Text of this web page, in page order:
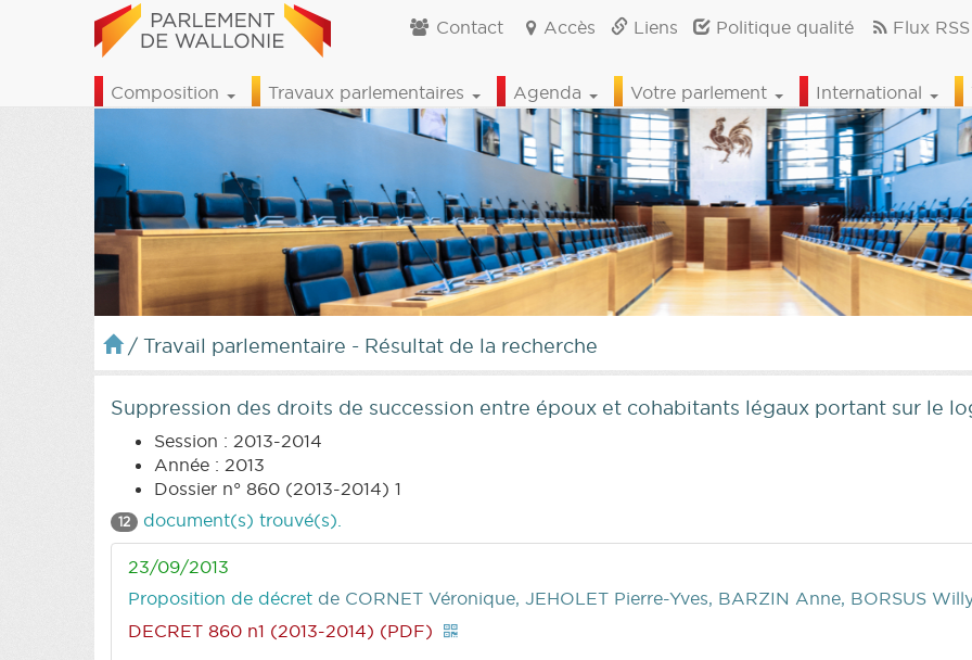
Contact Accès Liens Politique qualité Flux RSS
Composition Travaux parlementaires Agenda Votre parlement International
/ Travail parlementaire - Résultat de la recherche
Suppression des droits de succession entre époux et cohabitants légaux portant sur le
Session : 2013-2014
Année : 2013
Dossier n° 860 (2013-2014) 1
12 document(s) trouvé(s).
23/09/2013
Proposition de décret de CORNET Véronique, JEHOLET Pierre-Yves, BARZIN Anne, BORSUS
DECRET 860 n1 (2013-2014) (PDF)